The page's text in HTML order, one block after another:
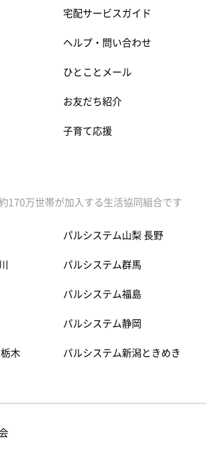
宅配サービスガイド
ヘルプ・問い合わせ
ひとことメール
お友だち紹介
子育て応援
170万世帯が加入する生活協同組合です
木
パルシステム山梨 長野
パルシステム群馬
パルシステム福島
パルシステム静岡
パルシステム新潟ときめき